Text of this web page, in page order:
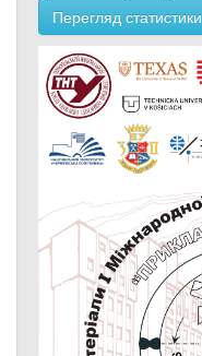
Перегляд статистики